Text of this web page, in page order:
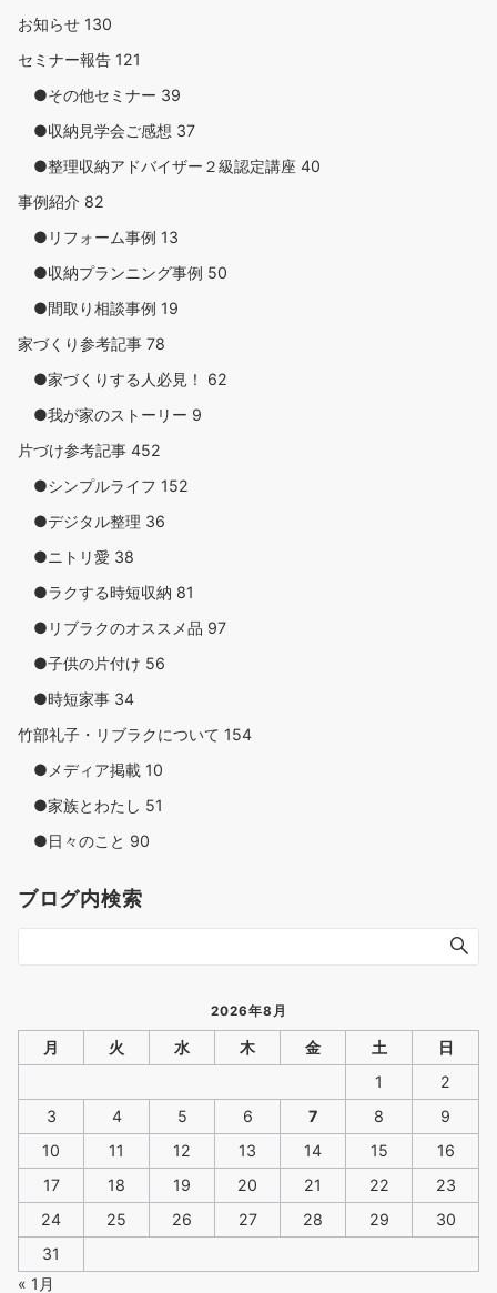
お知らせ 130
セミナー報告 121
●その他セミナー 39
●収納見学会ご感想 37
●整理収納アドバイザー２級認定講座 40
事例紹介 82
●リフォーム事例 13
●収納プランニング事例 50
●間取り相談事例 19
家づくり参考記事 78
●家づくりする人必見！ 62
●我が家のストーリー 9
片づけ参考記事 452
●シンプルライフ 152
●デジタル整理 36
●ニトリ愛 38
●ラクする時短収納 81
●リブラクのオススメ品 97
●子供の片付け 56
●時短家事 34
竹部礼子・リブラクについて 154
●メディア掲載 10
●家族とわたし 51
●日々のこと 90
ブログ内検索
2026年8月
月 火 水 木 金 土
日
1
2
3
4 5 6 7 8
9
10
11 12 13 14 15
16
17
18 19 20 21 22
23
24
25 26 27 28 29
30
31
« 1月